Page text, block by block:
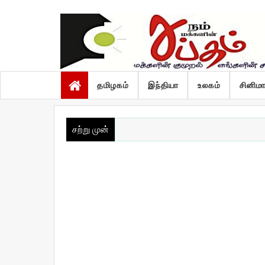
தமிழகம் இந்தியா உலகம் சினிமா
சற்று முன்